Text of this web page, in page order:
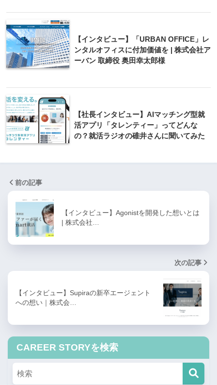
【インタビュー】「URBAN OFFICE」レ
ンタルオフィスに付加価値を | 株式会社ア
ーバン 取締役 奥田幸太郎様
【社長インタビュー】AIマッチング型就
活アプリ「タレンティー」ってどんな
の？就活ラジオの碓井さんに聞いてみた
前の記事
【インタビュー】Agonistを開発した想いとは
| 株式会社…
次の記事
【インタビュー】Supiraの新卒エージェント
への想い｜株式会…
CAREER STORYを検索